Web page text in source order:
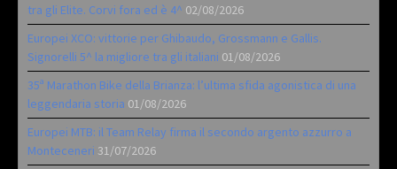
tra gli Elite. Corvi fora ed è 4^ 02/08/2026
Europei XCO: vittorie per Ghibaudo, Grossmann e Gallis.
Signorelli 5^ la migliore tra gli italiani 01/08/2026
35ª Marathon Bike della Brianza: l’ultima sfida agonistica di una
leggendaria storia 01/08/2026
Europei MTB: il Team Relay firma il secondo argento azzurro a
Monteceneri 31/07/2026